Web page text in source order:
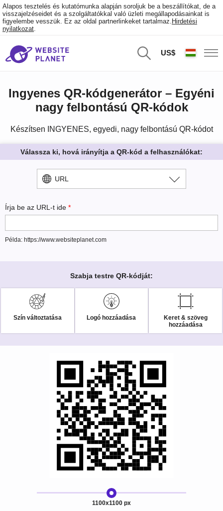
Alapos tesztelés és kutatómunka alapján soroljuk be a beszállítókat, de a
visszajelzéseidet és a szolgáltatókkal való üzleti megállapodásainkat is
figyelembe vesszük. Ez az oldal partnerlinkeket tartalmaz. Hirdetési
nyilatkozat.
US$
Ingyenes QR-kódgenerátor – Egyéni
nagy felbontású QR-kódok
Készítsen INGYENES, egyedi, nagy felbontású QR-kódot
Válassza ki, hová irányítja a QR-kód a felhasználókat:
URL
Írja be az URL-t ide *
Példa: https://www.websiteplanet.com
Szabja testre QR-kódját:
Szín változtatása Logó hozzáadása
Keret & szöveg
hozzáadása
1100x1100 px